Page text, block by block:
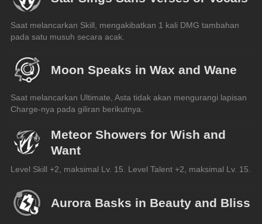
Saat melancarkan Skill, mengakibatkan 1 kali DMG tambahan
pada satu musuh secara acak.
Moon Speaks in Wax and Wane
Saat melancarkan Ultimate, Asta tidak akan mengurangi lapisan
Charge-nya pada giliran berikutnya.
Meteor Showers for Wish and
Want
Level Skill +2, maksimal Lv. 15. Level Talent +2, maksimal Lv. 15.
Aurora Basks in Beauty and Bliss